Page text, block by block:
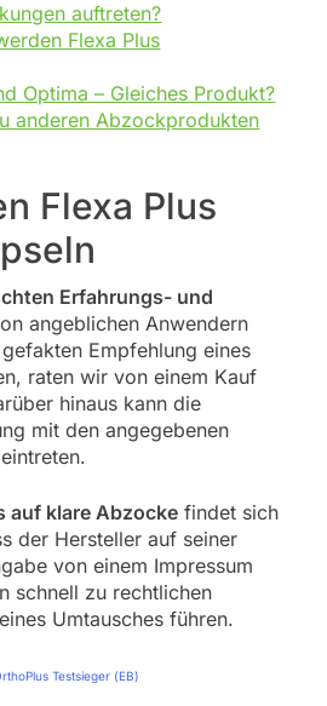
auftreten?
Flexa Plus
Optima – Gleiches Produkt?
anderen Abzockprodukten
Flexa Plus
Erfahrungs- und
angeblichen Anwendern
Empfehlung eines
raten wir von einem Kauf
hinaus kann die
mit den angegebenen
auf klare Abzockefindet sich
der Hersteller auf seiner
von einem Impressum
schnell zu rechtlichen
Umtausches führen.